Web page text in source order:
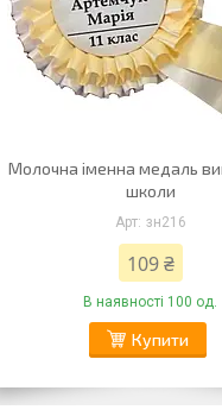
Молочна іменна медаль
школи
зн216
109 ₴
В наявності 100 од.
Купити